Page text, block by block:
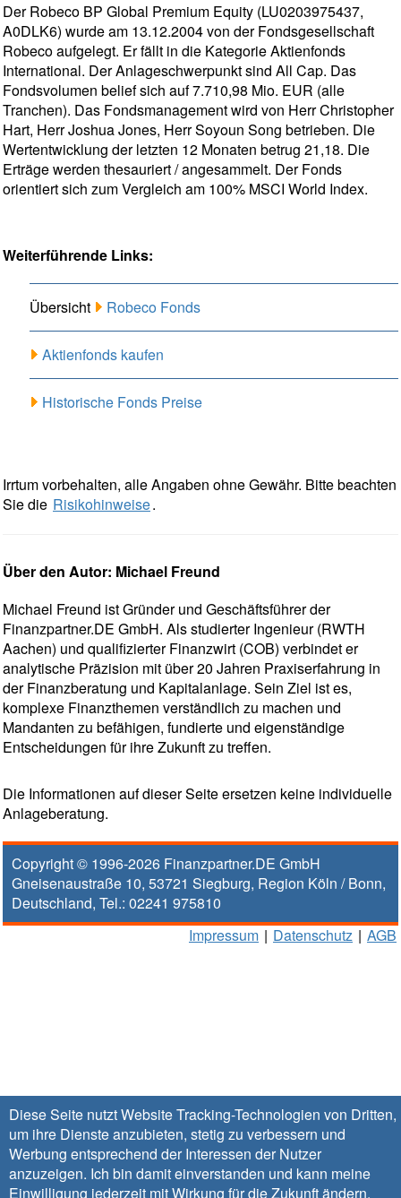
Diese Seite nutzt Website Tracking-Technologien von Dritten,
um ihre Dienste anzubieten, stetig zu verbessern und
Werbung entsprechend der Interessen der Nutzer
anzuzeigen. Ich bin damit einverstanden und kann meine
Einwilligung jederzeit mit Wirkung für die Zukunftändern.
Der Robeco BP Global Premium Equity (LU0203975437,
A0DLK6) wurde am 13.12.2004 von der Fondsgesellschaft
Robeco aufgelegt. Er fällt in die Kategorie Aktienfonds
International. Der Anlageschwerpunkt sind All Cap. Das
Fondsvolumen belief sich auf 7.710,98 Mio. EUR (alle
Tranchen). Das Fondsmanagement wird von Herr Christopher
Hart, Herr Joshua Jones, Herr Soyoun Song betrieben. Die
Wertentwicklung der letzten 12 Monaten betrug 21,18. Die
Erträge werden thesauriert / angesammelt. Der Fonds
orientiert sich zum Vergleich am 100% MSCI World Index.
Weiterführende Links:
Übersicht Robeco Fonds
Aktienfonds kaufen
Historische Fonds Preise
Irrtum vorbehalten, alle Angaben ohne Gewähr. Bitte beachten
Sie die Risikohinweise.
Über den Autor: Michael Freund
Michael Freund ist Gründer und Geschäftsführer der
Finanzpartner.DE GmbH. Als studierter Ingenieur (RWTH
Aachen) und qualifizierter Finanzwirt (COB) verbindet er
analytische Präzision mit über 20 Jahren Praxiserfahrung in
der Finanzberatung und Kapitalanlage. Sein Ziel ist es,
komplexe Finanzthemen verständlich zu machen und
Mandanten zu befähigen, fundierte und eigenständige
Entscheidungen für ihre Zukunft zu treffen.
Die Informationen auf dieser Seite ersetzen keine individuelle
Anlageberatung.
Copyright © 1996-2026 Finanzpartner.DE GmbH
Gneisenaustraße 10, 53721 Siegburg, Region Köln / Bonn,
Deutschland, Tel.: 02241 975810
Impressum | Datenschutz | AGB